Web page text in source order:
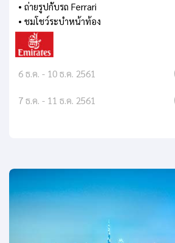
• ถ่ายรูปกับรถ Ferrari
• ชมโชว์ระบำหน้าท้อง
6 ธ.ค. - 10 ธ.ค. 2561
7 ธ.ค. - 11 ธ.ค. 2561